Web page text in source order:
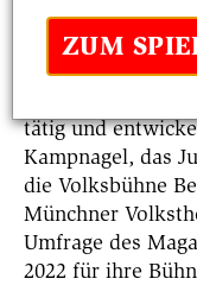
ZUM
Berlin. Im
der Hochschule
der Klasse
tätig und
Kampnagel, das
die Volksbühne
Münchner
Umfrage des
2022 für ihre